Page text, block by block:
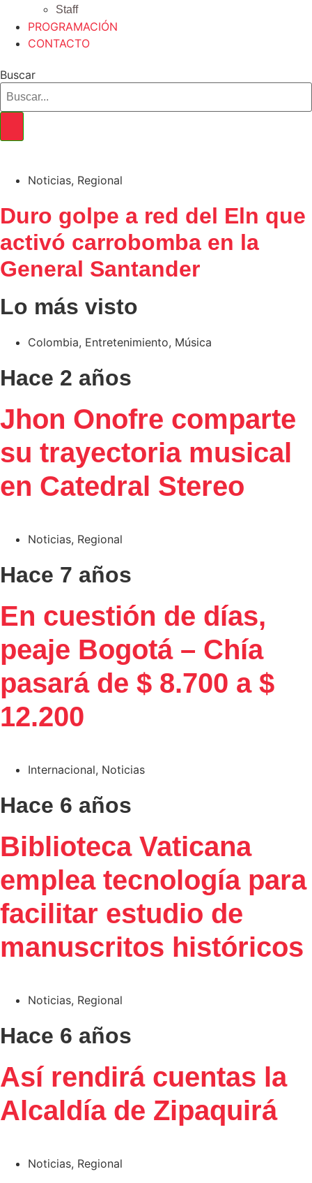
Staff
PROGRAMACIÓN
CONTACTO
Buscar
Noticias, Regional
Duro golpe a red del Eln que
activó carrobomba en la
General Santander
Lo más visto
Colombia, Entretenimiento, Música
Hace 2 años
Jhon Onofre comparte
su trayectoria musical
en Catedral Stereo
Noticias, Regional
Hace 7 años
En cuestión de días,
peaje Bogotá – Chía
pasará de $ 8.700 a $
12.200
Internacional, Noticias
Hace 6 años
Biblioteca Vaticana
emplea tecnología para
facilitar estudio de
manuscritos históricos
Noticias, Regional
Hace 6 años
Así rendirá cuentas la
Alcaldía de Zipaquirá
Noticias, Regional